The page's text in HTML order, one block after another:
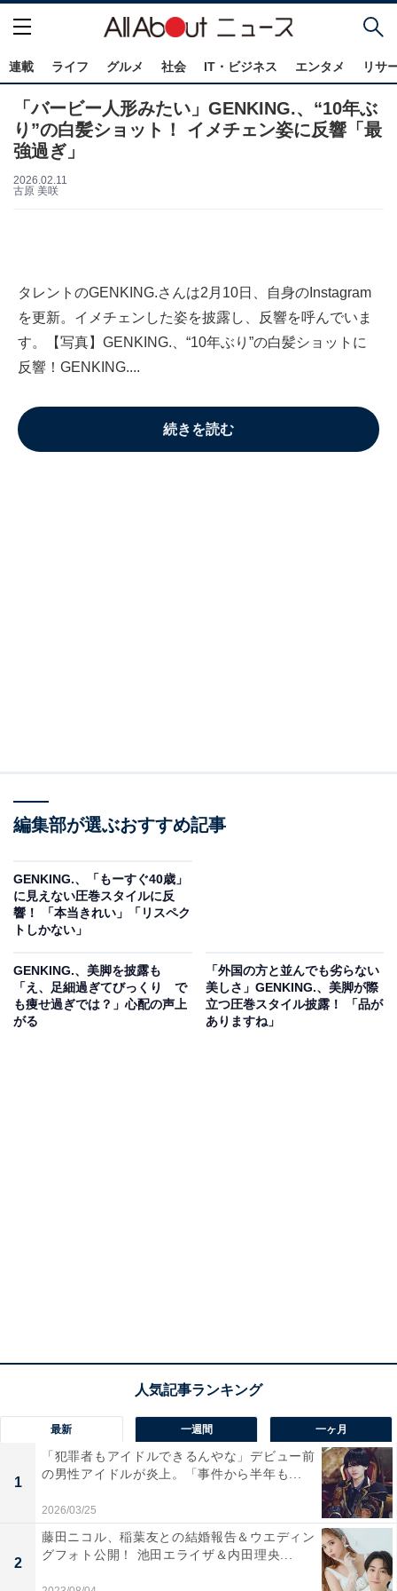
連載 ライフ グルメ 社会 IT・ビジネス エンタメ リサ
「バービー人形みたい」GENKING.、“10年ぶ
り”の白髪ショット！ イメチェン姿に反響「最
強過ぎ」
2026.02.11
古原 美咲
タレントのGENKING.さんは2月10日、自身のInstagram
を更新。イメチェンした姿を披露し、反響を呼んでいま
す。【写真】GENKING.、“10年ぶり”の白髪ショットに
反響！GENKING....
続きを読む
編集部が選ぶおすすめ記事
GENKING.、「もーすぐ40歳」
に見えない圧巻スタイルに反
響！ 「本当きれい」「リスペク
トしかない」
GENKING.、美脚を披露も
「え、足細過ぎてびっくり で
も痩せ過ぎでは？」心配の声上
がる
「外国の方と並んでも劣らない
美しさ」GENKING.、美脚が際
立つ圧巻スタイル披露！ 「品が
ありますね」
最新 一週間 一ヶ月
1
「犯罪者もアイドルできるんやな」デビュー前
の男性アイドルが炎上。「事件から半年も...
2026/03/25
2
藤田ニコル、稲葉友との結婚報告＆ウエディン
グフォト公開！ 池田エライザ＆内田理央...